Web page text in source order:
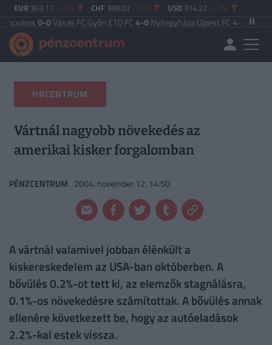
EUR 363.17 -2.24 CHF 389.03 -1.31 USD 314.22 -2.75
0Vasas FC|Győri ETO FC4-0Nyíregyháza|Újpest FC4-2Debreceni VSC
HRCENTRUM
Vártnál nagyobb növekedés az
amerikai kisker forgalomban
PÉNZCENTRUM 2004. november 12. 14:50
A vártnál valamivel jobban élénkült a
kiskereskedelem az USA-ban októberben. A
bővülés 0.2%-ot tett ki, az elemzők stagnálásra,
0.1%-os növekedésre számítottak. A bővülés annak
ellenére következett be, hogy az autóeladások
2.2%-kal estek vissza.